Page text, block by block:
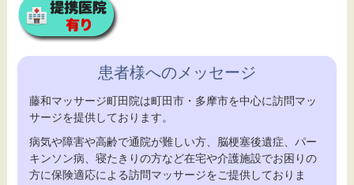
患者様へのメッセージ
藤和マッサージ町田院は町田市・多摩市を中心に訪問マッ
サージを提供しております。
病気や障害や高齢で通院が難しい方、脳梗塞後遺症、パー
キンソン病、寝たきりの方など在宅や介護施設でお困りの
方に保険適応による訪問マッサージをご提供しておりま